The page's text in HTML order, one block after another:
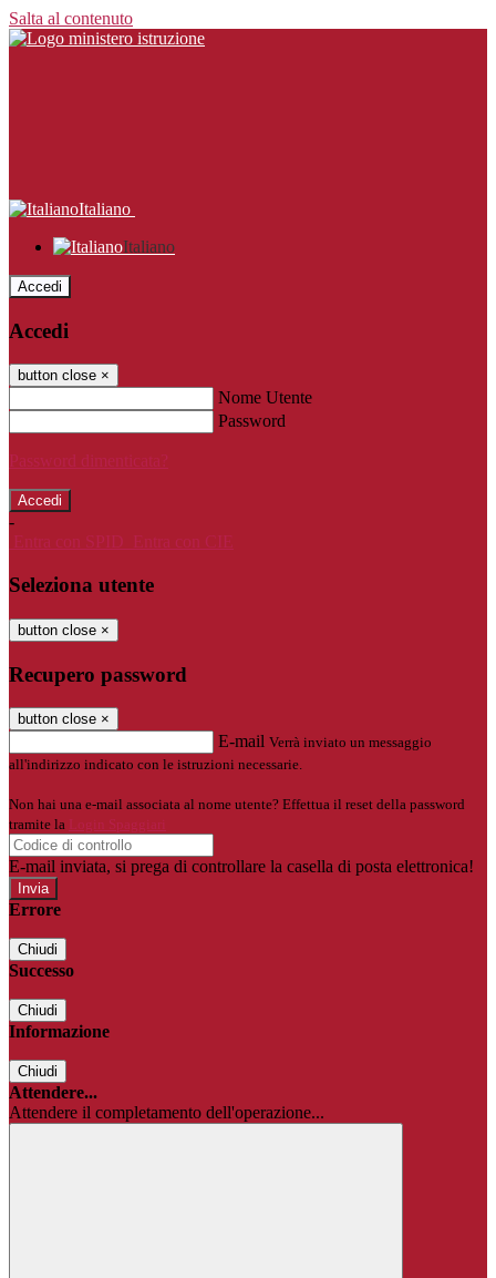
Salta al contenuto
Italiano
Italiano
Accedi
Accedi
button close ×
Nome Utente
Password
Password dimenticata?
-
Entra con SPID
Entra con CIE
Seleziona utente
button close ×
Recupero password
button close ×
E-mail Verrà inviato un messaggio
all'indirizzo indicato con le istruzioni necessarie.
Non hai una e-mail associata al nome utente? Effettua il reset della password
tramite la
Login Spaggiari
E-mail inviata, si prega di controllare la casella di posta elettronica!
Errore
Chiudi
Successo
Chiudi
Informazione
Chiudi
Attendere...
Attendere il completamento dell'operazione...